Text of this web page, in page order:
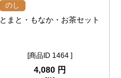
のし
とまと・もなか・お茶セット
[商品ID 1464 ]
4,080 円